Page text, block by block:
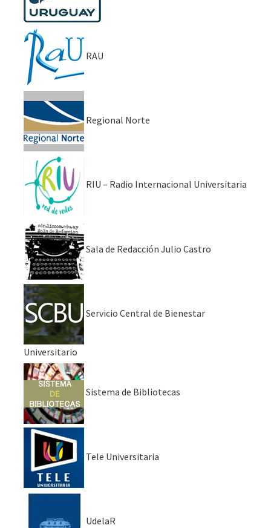
RAU
Regional Norte
RIU – Radio Internacional Universitaria
Sala de Redacción Julio Castro
Servicio Central de Bienestar
Universitario
Sistema de Bibliotecas
Tele Universitaria
UdelaR